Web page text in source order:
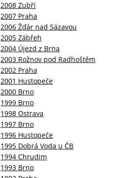
2008 Zubří
2007 Praha
2006 Žďár nad Sázavou
2005 Zábřeh
2004 Újezd z Brna
2003 Rožnov pod Radhoštěm
2002 Praha
2001 Hustopeče
2000 Brno
1999 Brno
1998 Ostrava
1997 Brno
1996 Hustopeče
1995 Dobrá Voda u ČB
1994 Chrudim
1993 Brno